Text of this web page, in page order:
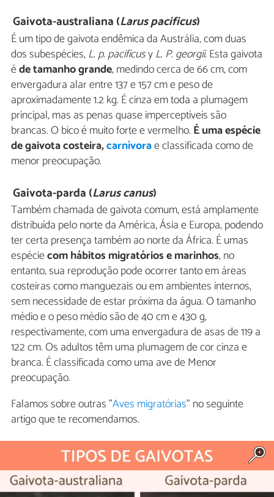
Gaivota-australiana (Larus pacificus)
É um tipo de gaivota endêmica da Austrália, com duas
dos subespécies,L.p.pacificusyL. P.georgii. Esta gaivota
éde tamanho grande, medindo cerca de 66 cm, com
envergadura alar entre 137 e 157 cm e peso de
aproximadamente 1.2 kg. É cinza em toda a plumagem
principal, mas as penas quase imperceptíveis são
brancas. O bico é muito forte e vermelho. É uma espécie
de gaivota costeira,carnívorae classificada como de
menor preocupação.
Gaivota-parda (Larus canus)
Também chamada de gaivota comum, está amplamente
distribuída pelo norte da América, Ásia e Europa, podendo
ter certa presença também ao norte da África. É umas
espéciecom hábitos migratórios e marinhos, no
entanto, sua reprodução pode ocorrer tanto em áreas
costeiras como manguezais ou em ambientes internos,
sem necessidade de estar próxima da água. O tamanho
médio e o peso médio são de 40 cm e 430 g,
respectivamente, com uma envergadura de asas de 119 a
122 cm. Os adultos têm uma plumagem de cor cinza e
branca. É classificada como uma ave de Menor
preocupação.
Falamos sobre outras "Aves migratórias" no seguinte
artigo que te recomendamos.